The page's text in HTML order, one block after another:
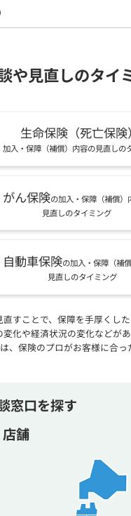
や見直しのタイ
生命保険（死亡保険）
加入・保障（補償）内容の見直しの
がん保険の加入・保障（補償）
見直しのタイミング
自動車保険の加入・保障（補
見直しのタイミング
すことで、保障を手厚くし
化や経済状況の変化などが
、保険のプロがお客様に合
窓口を探す
店舗